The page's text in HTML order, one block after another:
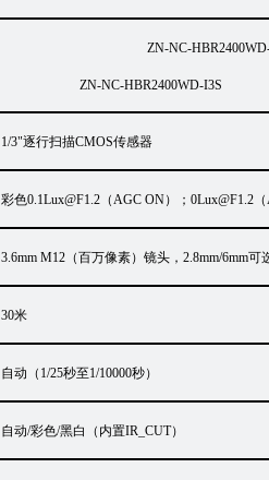
ZN-NC-HBR2400WD
ZN-NC-HBR2400WD-I3S
1/3"逐行扫描CMOS传感器
彩色0.1Lux@F1.2（AGC ON）；0Lux@F1.2
3.6mm M12（百万像素）镜头，2.8mm/6mm可
30米
自动（1/25秒至1/10000秒）
自动/彩色/黑白（内置IR_CUT）